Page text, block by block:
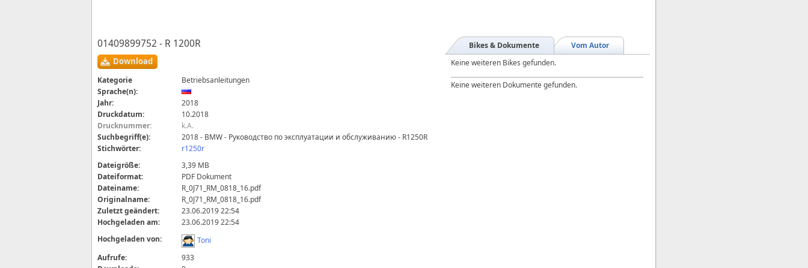
01409899752 - R 1200R
Download
Kategorie
Betriebsanleitungen
Sprache(n):
Jahr:
2018
Druckdatum:
10.2018
Drucknummer:
k.A.
Suchbegriff(e):
2018 - BMW - Руководство по эксплуатации и обслуживанию - R1250R
Stichwörter:
r1250r
Dateigröße:
3,39 MB
Dateiformat:
PDF Dokument
Dateiname:
R_0J71_RM_0818_16.pdf
Originalname:
R_0J71_RM_0818_16.pdf
Zuletzt geändert:
23.06.2019 22:54
Hochgeladen am:
23.06.2019 22:54
Hochgeladen von:
Toni
Aufrufe:
933
Vom Autor
Bikes & Dokumente
Keine weiteren Bikes gefunden.
Keine weiteren Dokumente gefunden.